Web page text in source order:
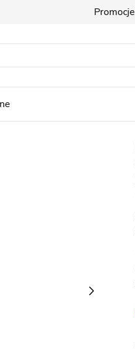
Promocje